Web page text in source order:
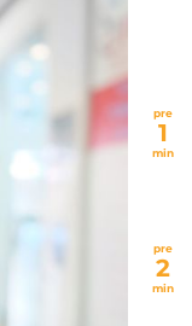
pre
1
min
pre
2
min